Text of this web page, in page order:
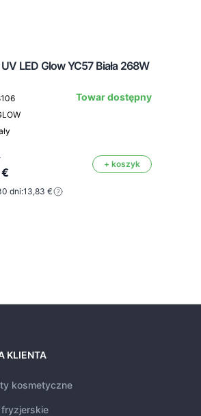
LED Glow YC57 Biała 268W
Towar dostępny
+ koszyk
dni:13,83 €
KLIENTA
kosmetyczne
fryzjerskie